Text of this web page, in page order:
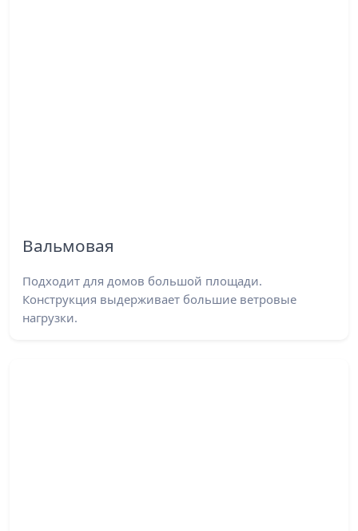
Вальмовая
Подходит для домов большой площади.
Конструкция выдерживает большие ветровые
нагрузки.